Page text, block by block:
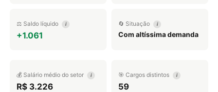
⚖️ Saldo líquido i
+1.061
🔄 Situação i
Com altíssima demanda
💰 Salário médio do setor i
R$ 3.226
🎯 Cargos distintos i
59